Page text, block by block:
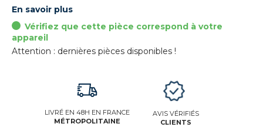
En savoir plus
Vérifiez que cette pièce correspond à votre
appareil
Attention : dernières pièces disponibles !
LIVRÉ EN 48H EN FRANCE
MÉTROPOLITAINE
AVIS VÉRIFIÉS
CLIENTS